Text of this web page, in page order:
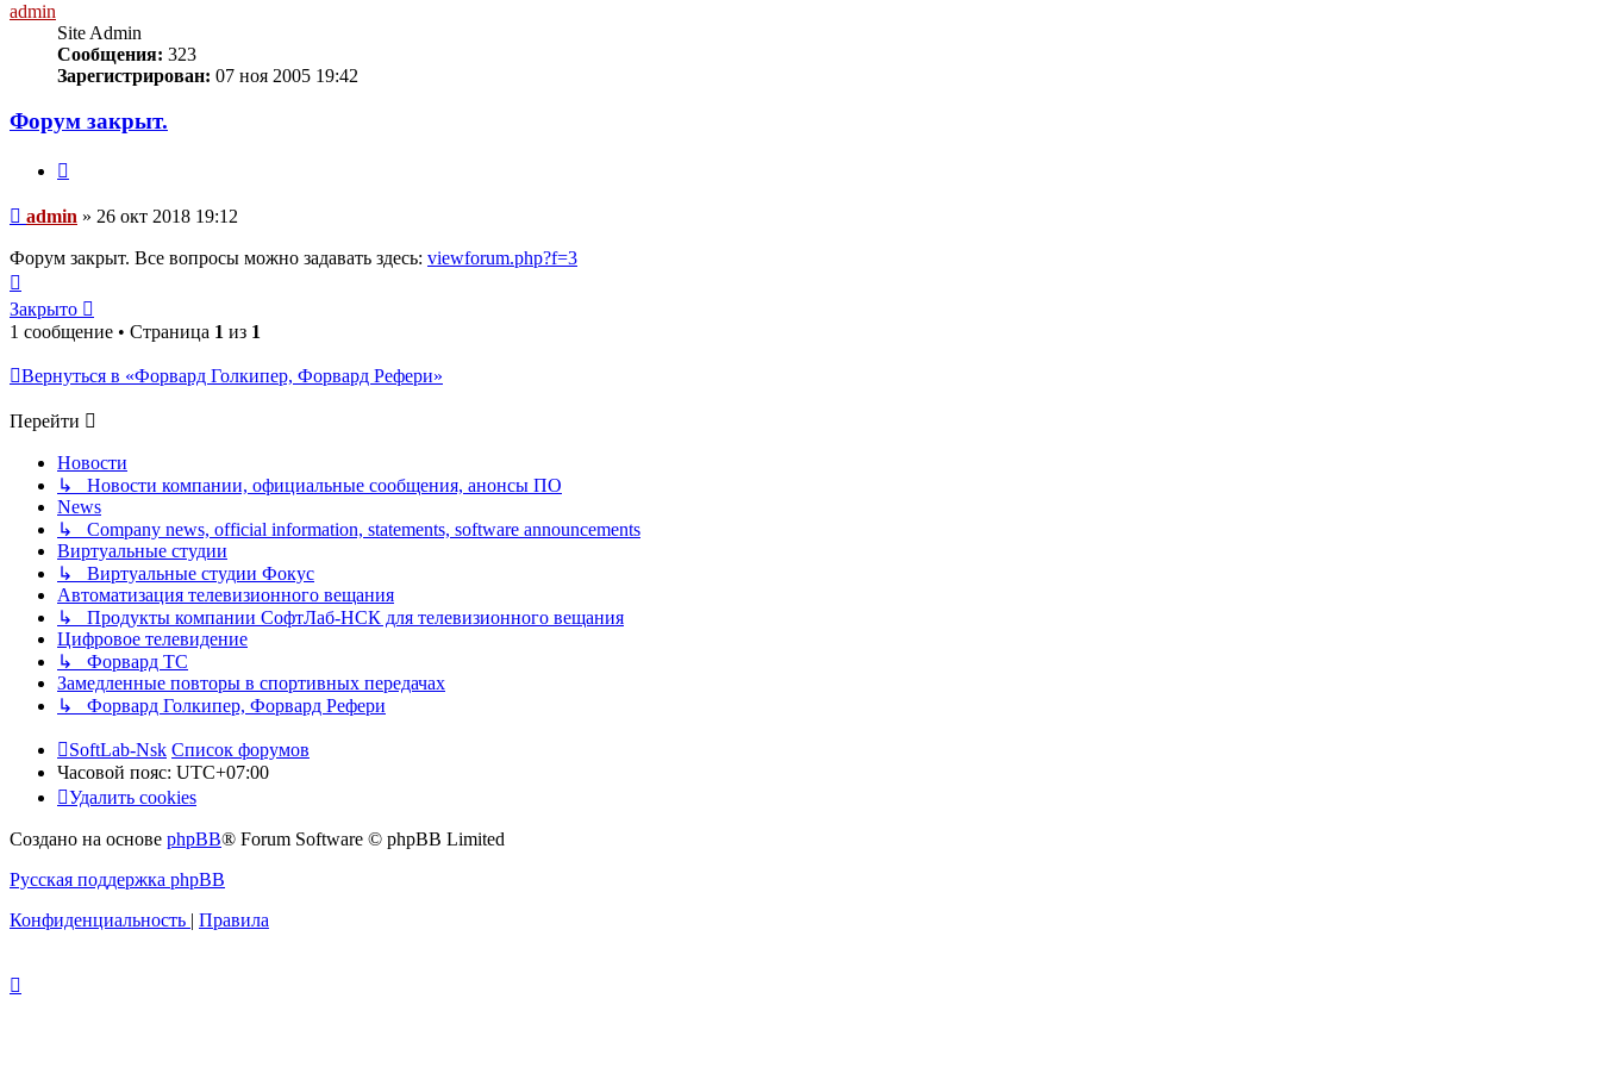
admin
Site Admin
Сообщения: 323
Зарегистрирован: 07 ноя 2005 19:42
Форум закрыт.
Сообщение
admin » 26 окт 2018 19:12
Форум закрыт. Все вопросы можно задавать здесь: viewforum.php?f=3
началу
Закрыто
1 сообщение • Страница 1 из 1
Вернуться в «Форвард Голкипер, Форвард Рефери»
Перейти
Новости
↳ Новости компании, официальные сообщения, анонсы ПО
News
↳ Company news, official information, statements, software announcements
Виртуальные студии
↳ Виртуальные студии Фокус
Автоматизация телевизионного вещания
↳ Продукты компании СофтЛаб-НСК для телевизионного вещания
Цифровое телевидение
↳ Форвард ТС
Замедленные повторы в спортивных передачах
↳ Форвард Голкипер, Форвард Рефери
SoftLab-Nsk Список форумов
Часовой пояс: UTC+07:00
Удалить cookies
Создано на основе phpBB® Forum Software © phpBB Limited
Русская поддержка phpBB
Конфиденциальность | Правила